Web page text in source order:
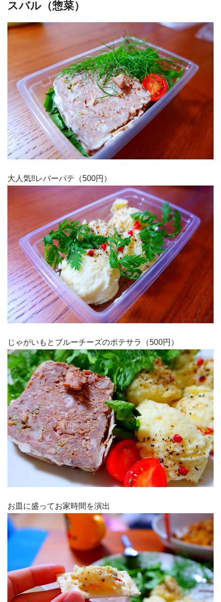
スバル（惣菜）
大人気!!レバーパテ（500円）
じゃがいもとブルーチーズのポテサラ（500円）
お皿に盛ってお家時間を演出